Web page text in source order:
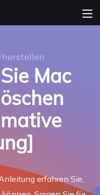
Mac
erfahren Sie,